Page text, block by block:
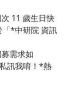
11 歲生日快
「*中研院 資訊
需求如
訊我唷！*熱